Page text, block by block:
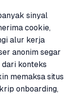
sinyal
cookie,
alur kerja
anonim segar
konteks
memaksa situs
onboarding,